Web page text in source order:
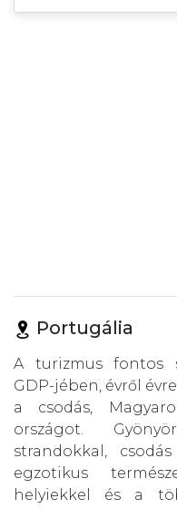
Portugália
A turizmus fontos
GDP-jében, évről
a csodás,
országot.
strandokkal,
egzotikus
helyiekkel és a